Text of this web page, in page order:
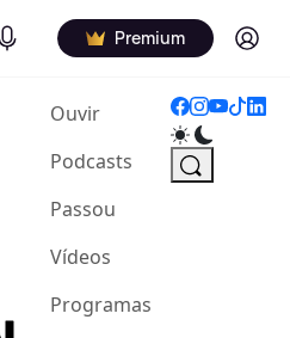
Podcasts Premium Log in
Ouvir(current)
Podcasts
Passou
Vídeos
Programas